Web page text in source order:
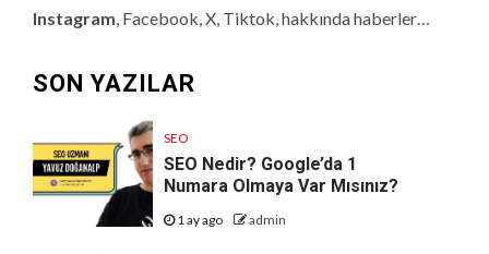
Instagram , Facebook, X, Tiktok, hakkında haberler…
SON YAZILAR
SEO
SEO Nedir? Google’da 1
Numara Olmaya Var Mısınız?
1 ay ago admin